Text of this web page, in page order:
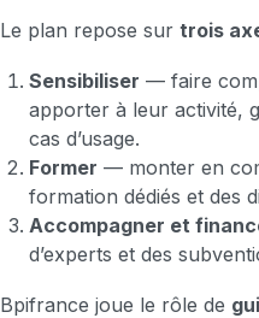
Le plan repose sur trois
Sensibiliser — faire
apporter à leur activité,
cas d’usage.
Former — monter en
formation dédiés et des
Accompagner et
d’experts et des
Bpifrance joue le rôle de